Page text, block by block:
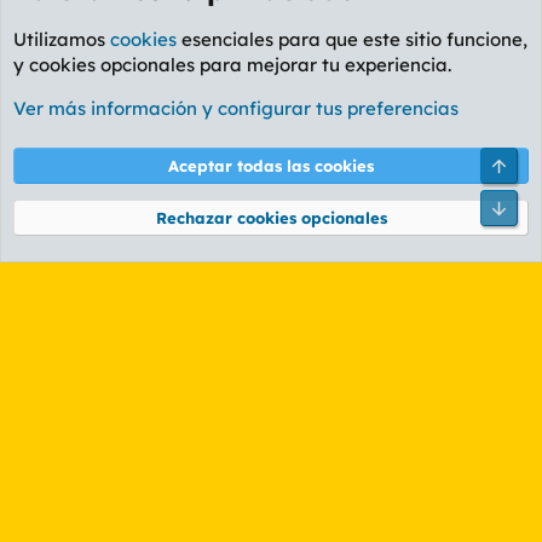
Foro General
Cookies
PL OLDSTYLE AMARILLO
Términos y reglas Política de privacidad Ayuda
Community platform by XenForo® © 2010-2026 XenForo Ltd.
Utilizamos cookies esenciales para que este sitio funcione,
y cookies opcionales para mejorar tu experiencia.
Ver más información y configurar tus preferencias
Aceptar todas las cookies
Rechazar cookies opcionales
Pie